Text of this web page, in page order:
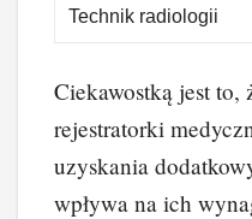
Technik radiologii
Ciekawostką jest
rejestratorki
uzyskania
wpływa na ich